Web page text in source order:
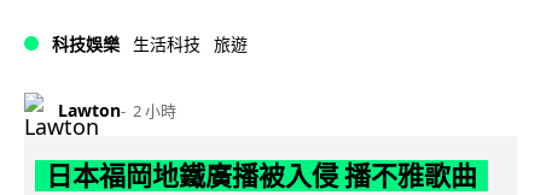
科技娛樂 生活科技 旅遊
Lawton 2 小時
日本福岡地鐵廣播被入侵 播不雅歌曲